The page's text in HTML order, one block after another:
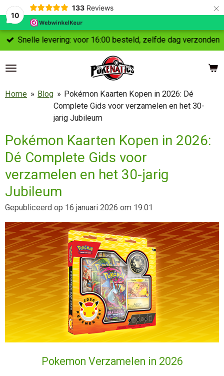
10
133 Reviews ×
Snelle levering: voor 16:00 besteld, zelfde dag verzonden
Home » Blog » Pokémon Kaarten Kopen in 2026: Dé
Complete Gids voor verzamelen en het 30-
jarig Jubileum
Pokémon Kaarten Kopen in 2026:
Dé Complete Gids voor
verzamelen en het 30-jarig
Jubileum
Gepubliceerd op 16 januari 2026 om 19:01
Pokemon Verzamelen in 2026